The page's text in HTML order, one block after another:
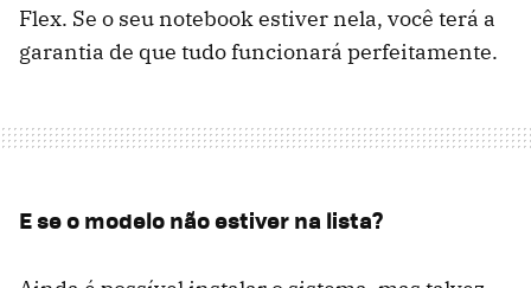
Flex. Se o seu notebook estiver nela, você terá a
garantia de que tudo funcionará perfeitamente.
E se o modelo não estiver na lista?